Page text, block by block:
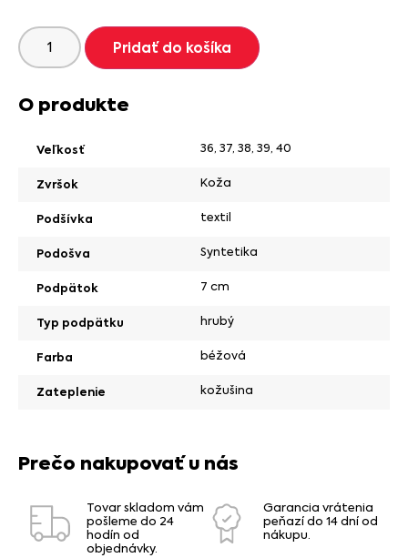
Pridať do košíka
O produkte
Veľkosť 36, 37, 38, 39, 40
Zvršok Koža
Podšívka textil
Podošva Syntetika
Podpätok 7 cm
Typ podpätku hrubý
Farba béžová
Zateplenie kožušina
Prečo nakupovať u nás
Tovar skladom vám
pošleme do 24
hodín od
objednávky.
Garancia vrátenia
peňazí do 14 dní od
nákupu.